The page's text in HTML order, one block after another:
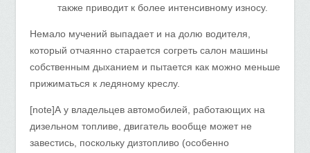
также приводит к более интенсивному износу.
Немало мучений выпадает и на долю водителя,
который отчаянно старается согреть салон машины
собственным дыханием и пытается как можно меньше
прижиматься к ледяному креслу.
[note]А у владельцев автомобилей, работающих на
дизельном топливе, двигатель вообще может не
завестись, поскольку дизтопливо (особенно